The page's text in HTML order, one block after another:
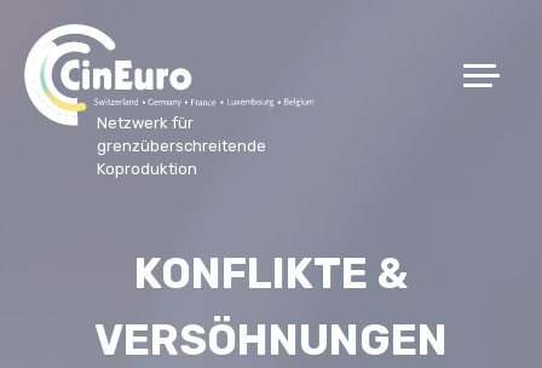
Netzwerk für
grenzüberschreitende
Koproduktion
KONFLIKTE &
VERSÖHNUNGEN